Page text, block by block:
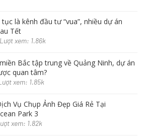
là kênh đầu tư “vua”, nhiều dự án
Tết
xem: 1.86k
Bắc tập trung về Quảng Ninh, dự án
quan tâm?
xem: 1.85k
Vụ Chụp Ảnh Đẹp Giá Rẻ Tại
Park 3
xem: 1.82k